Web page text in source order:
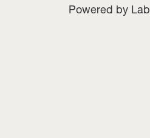
Powered by